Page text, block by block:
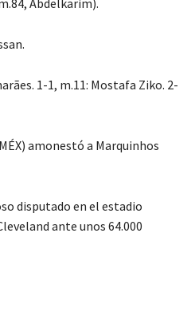
Abdelkarim).
1-1, m.11: Mostafa Ziko. 2-
amonestó a Marquinhos
disputado en el estadio
ante unos 64.000